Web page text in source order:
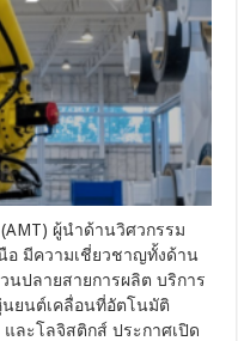
(AMT) ผู้นำด้านวิศวกรรม
อ มีความเชี่ยวชาญทั้งด้าน
ปลายสายการผลิต บริการ
นยนต์เคลื่อนที่อัตโนมัติ
ละโลจิสติกส์ ประกาศเปิด